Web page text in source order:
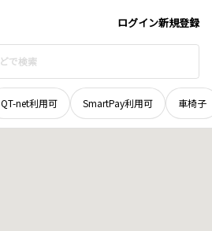
ログイン新規登録
QT-net利用可 SmartPay利用可 車椅子